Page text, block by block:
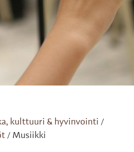
kulttuuri & hyvinvointi /
/ Musiikki